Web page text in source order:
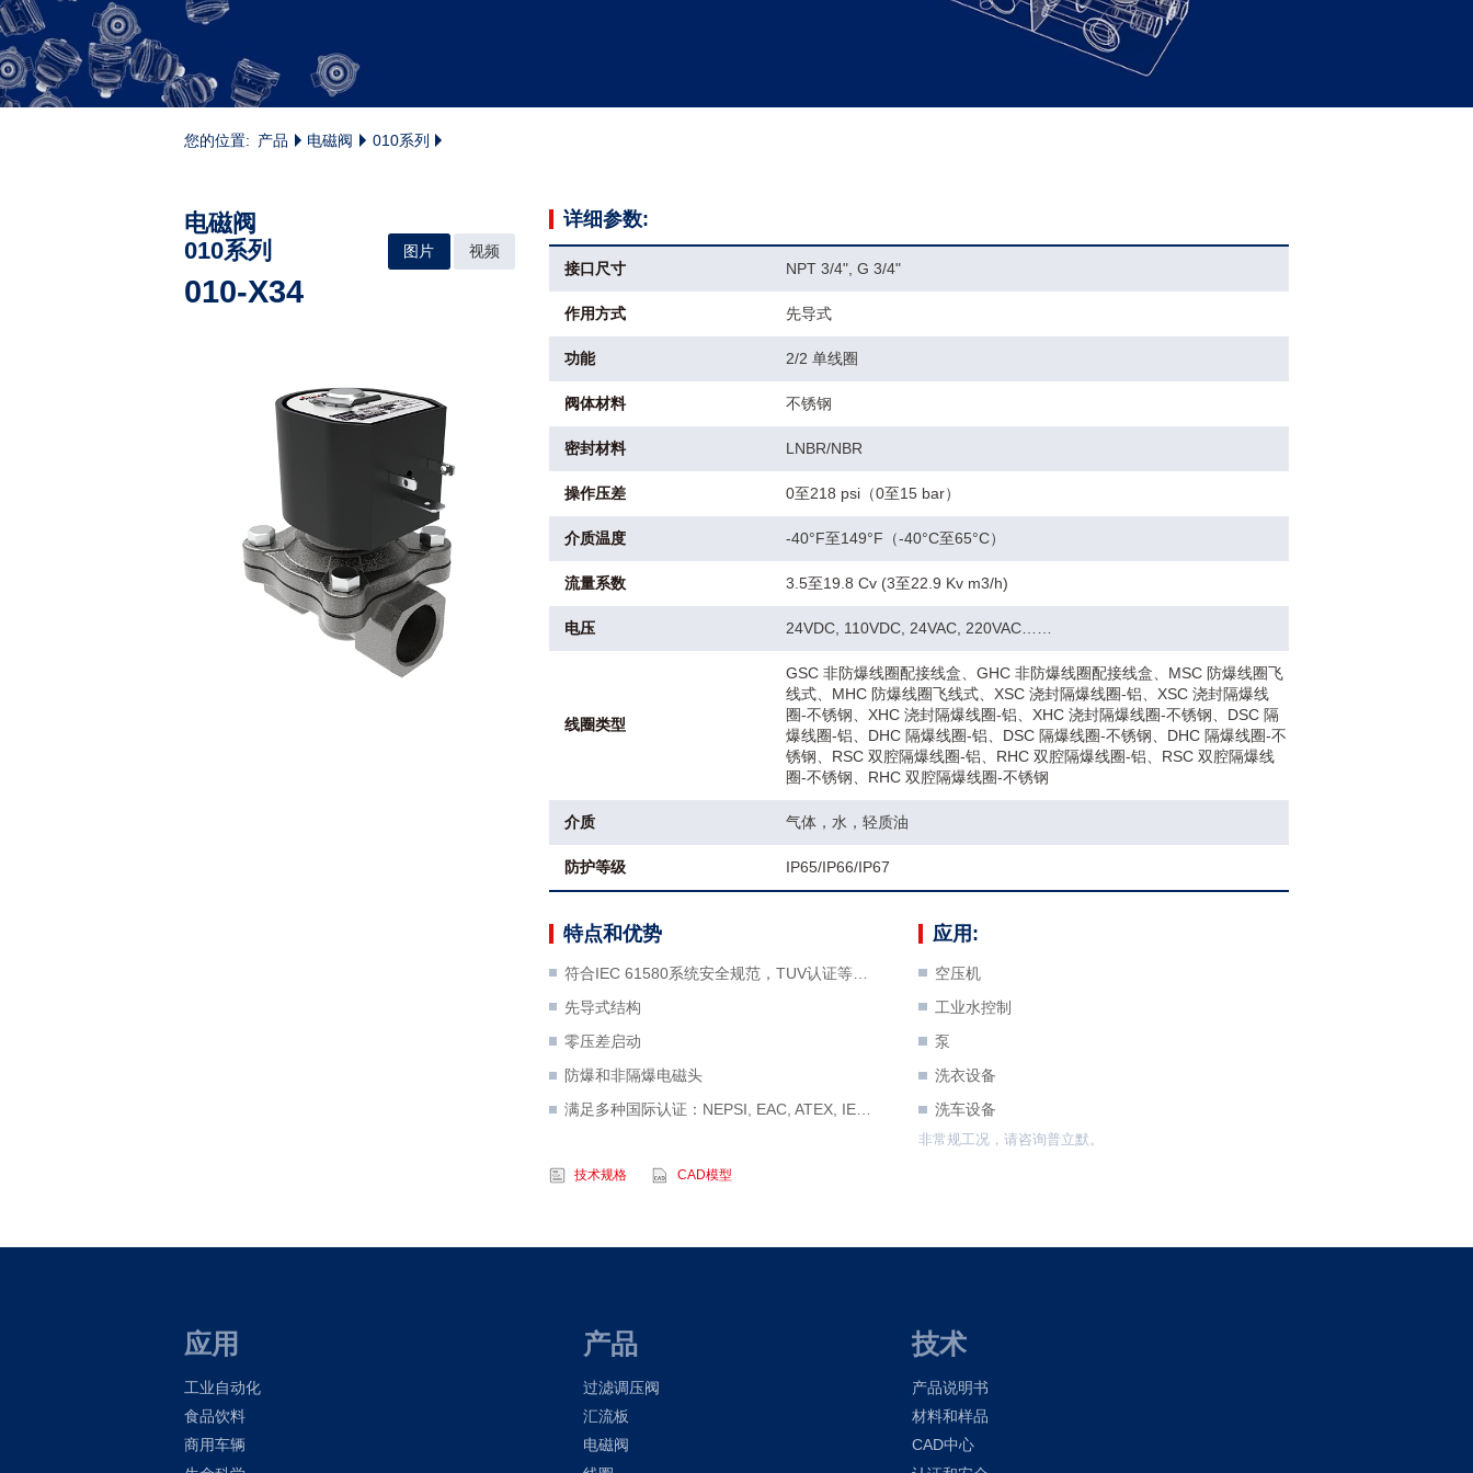
您的位置: 产品 电磁阀 010系列
电磁阀
010系列
010-X34
图片 视频
详细参数:
接口尺寸 NPT 3/4", G 3/4"
作用方式 先导式
功能 2/2 单线圈
阀体材料 不锈钢
密封材料 LNBR/NBR
操作压差 0至218 psi（0至15 bar）
介质温度 -40°F至149°F（-40°C至65°C）
流量系数 3.5至19.8 Cv (3至22.9 Kv m3/h)
电压 24VDC, 110VDC, 24VAC, 220VAC……
线圈类型
GSC 非防爆线圈配接线盒、GHC 非防爆线圈配接线盒、MSC 防爆线圈飞
线式、MHC 防爆线圈飞线式、XSC 浇封隔爆线圈-铝、XSC 浇封隔爆线
圈-不锈钢、XHC 浇封隔爆线圈-铝、XHC 浇封隔爆线圈-不锈钢、DSC 隔
爆线圈-铝、DHC 隔爆线圈-铝、DSC 隔爆线圈-不锈钢、DHC 隔爆线圈-不
锈钢、RSC 双腔隔爆线圈-铝、RHC 双腔隔爆线圈-铝、RSC 双腔隔爆线
圈-不锈钢、RHC 双腔隔爆线圈-不锈钢
介质 气体，水，轻质油
防护等级 IP65/IP66/IP67
特点和优势
符合IEC 61580系统安全规范，TUV认证等级SIL3
先导式结构
零压差启动
防爆和非隔爆电磁头
满足多种国际认证：NEPSI, EAC, ATEX, IECEx
应用:
空压机
工业水控制
泵
洗衣设备
洗车设备
非常规工况，请咨询普立默。
技术规格 CAD模型
应用
工业自动化
食品饮料
商用车辆
产品
过滤调压阀
汇流板
电磁阀
技术
产品说明书
材料和样品
CAD中心